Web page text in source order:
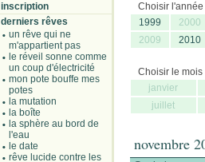
inscription
derniers rêves
un rêve qui ne
m'appartient pas
le réveil sonne comme
un coup d'électricité
mon pote bouffe mes
potes
la mutation
la boîte
la sphère au bord de
l'eau
le date
rêve lucide contre les
Choisir l'année
1999
2000
2009
2010
Choisir le mois
janvier
juillet
novembre